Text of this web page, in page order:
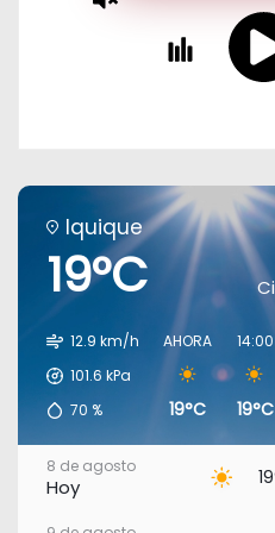
Iquique
19°C
12.9 km/h
101.6 kPa
70 %
AHORA
19°C
14:00
19°C
8 de agosto
Hoy